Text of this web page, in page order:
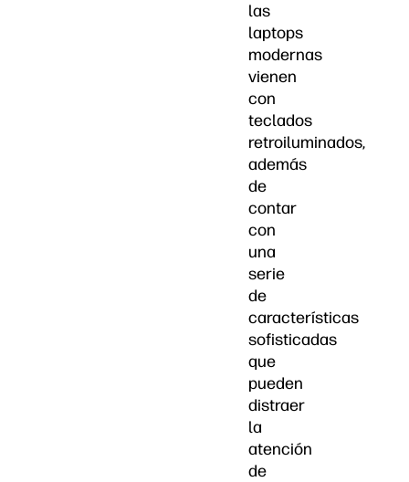
las
laptops
modernas
vienen
con
teclados
retroiluminados,
además
de
contar
con
una
serie
de
características
sofisticadas
que
pueden
distraer
la
atención
de